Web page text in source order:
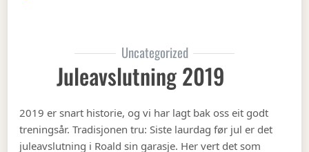
Uncategorized
Juleavslutning 2019
2019 er snart historie, og vi har lagt bak oss eit godt
treningsår. Tradisjonen tru: Siste laurdag før jul er det
juleavslutning i Roald sin garasje. Her vert det som